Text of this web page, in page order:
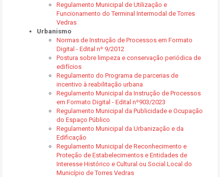
Regulamento Municipal de Utilização e
Funcionamento do Terminal Intermodal de Torres
Vedras
Urbanismo
Normas de Instrução de Processos em Formato
Digital - Edital nº 9/2012
Postura sobre limpeza e conservação periódica de
edifícios
Regulamento do Programa de parcerias de
incentivo à reabilitação urbana
Regulamento Municipal da Instrução de Processos
em Formato Digital - Edital nº903/2023
Regulamento Municipal da Publicidade e Ocupação
do Espaço Público
Regulamento Municipal da Urbanização e da
Edificação
Regulamento Municipal de Reconhecimento e
Proteção de Estabelecimentos e Entidades de
Interesse Histórico e Cultural ou Social Local do
Município de Torres Vedras